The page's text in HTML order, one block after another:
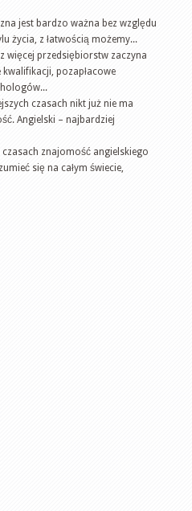
jest bardzo ważna bez względu
życia, z łatwością możemy...
więcej przedsiębiorstw zaczyna
pozapłacowe
czasach nikt już nie ma
Angielski – najbardziej
czasach znajomość angielskiego
się na całym świecie,